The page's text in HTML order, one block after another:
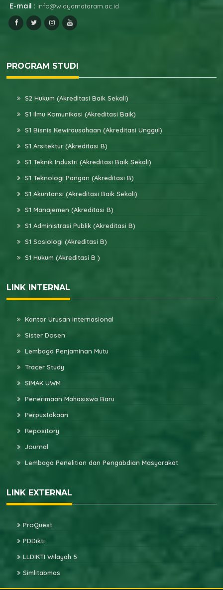
E-mail : info@widyamataram.ac.id
PROGRAM STUDI
S2 Hukum (Akreditasi Baik Sekali)
S1 Ilmu Komunikasi (Akreditasi Baik)
S1 Bisnis Kewirausahaan (Akreditasi Unggul)
S1 Arsitektur (Akreditasi B)
S1 Teknik Industri (Akreditasi Baik Sekali)
S1 Teknologi Pangan (Akreditasi B)
S1 Akuntansi (Akreditasi Baik Sekali)
S1 Manajemen (Akreditasi B)
S1 Administrasi Publik (Akreditasi B)
S1 Sosiologi (Akreditasi B)
S1 Hukum (Akreditasi B )
LINK INTERNAL
Kantor Urusan Internasional
Sister Dosen
Lembaga Penjaminan Mutu
Tracer Study
SIMAK UWM
Penerimaan Mahasiswa Baru
Perpustakaan
Repository
Journal
Lembaga Penelitian dan Pengabdian Masyarakat
LINK EXTERNAL
ProQuest
PDDikti
LLDIKTI Wilayah 5
Simlitabmas